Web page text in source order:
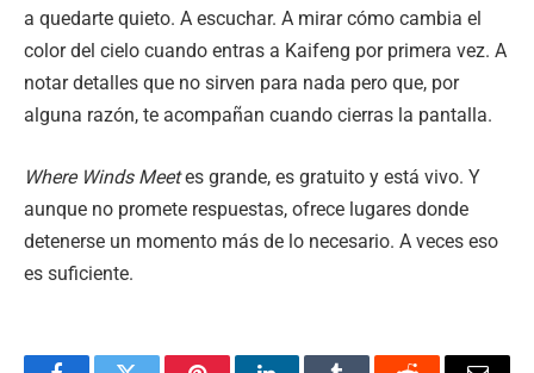
a quedarte quieto. A escuchar. A mirar cómo cambia el
color del cielo cuando entras a Kaifeng por primera vez. A
notar detalles que no sirven para nada pero que, por
alguna razón, te acompañan cuando cierras la pantalla.
Where Winds Meetes grande, es gratuito y está vivo. Y
aunque no promete respuestas, ofrece lugares donde
detenerse un momento más de lo necesario. A veces eso
es suficiente.